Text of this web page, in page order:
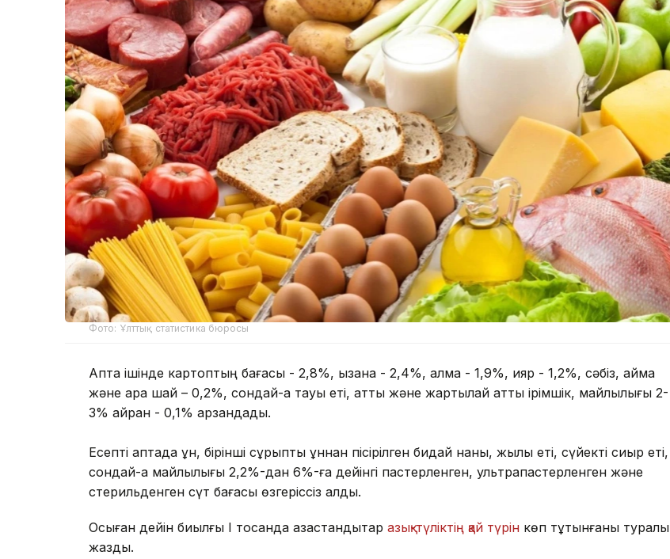
Фото: Ұлттық статистика бюросы
Апта ішінде картоптың бағасы - 2,8%, қызанақ - 2,4%, алма - 1,9%, қияр - 1,2%, сәбіз, қаймақ
және қара шай – 0,2%, сондай-ақ тауық еті, қатты және жартылай қатты ірімшік, майлылығы 2-
3% айран - 0,1% арзандады.
Есепті аптада ұн, бірінші сұрыпты ұннан пісірілген бидай наны, жылқы еті, сүйекті сиыр еті,
сондай-ақ майлылығы 2,2%-дан 6%-ға дейінгі пастерленген, ультрапастерленген және
стерильденген сүт бағасы өзгеріссіз қалды.
Осыған дейін биылғы І тоқсанда қазақстандықтар азық-түліктің қай түрін көп тұтынғаны туралы
жаздық.